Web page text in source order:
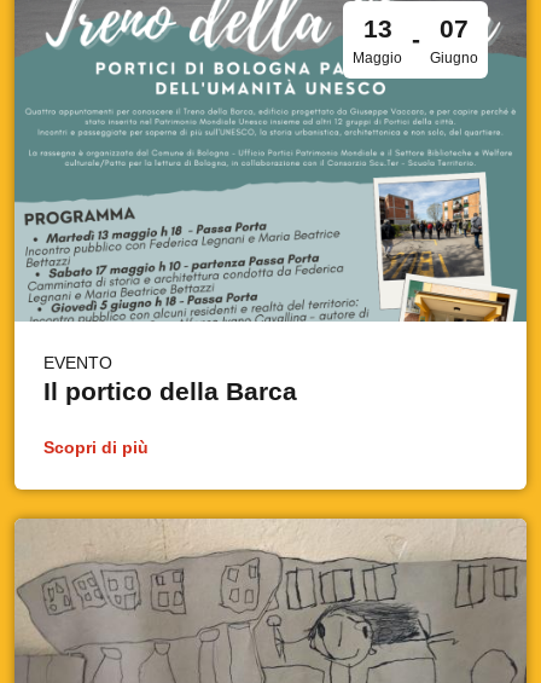
EVENTO
13
Maggio
- 07
Giugno
Il portico della Barca
Scopri di più